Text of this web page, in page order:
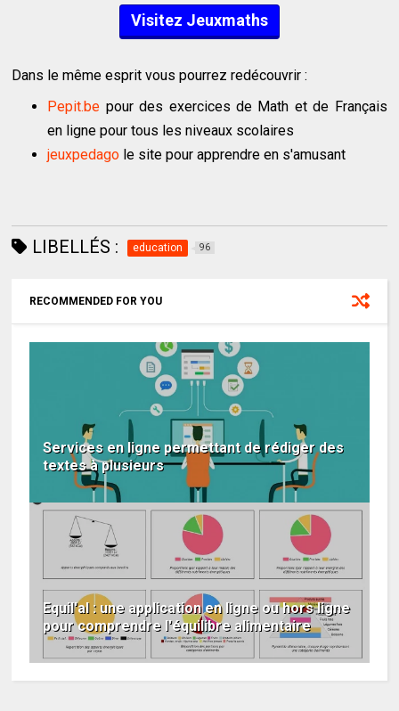
Visitez Jeuxmaths
Dans le même esprit vous pourrez redécouvrir :
Pepit.be pour des exercices de Math et de Français
en ligne pour tous les niveaux scolaires
jeuxpedago le site pour apprendre en s'amusant
LIBELLÉS : education 96
RECOMMENDED FOR YOU
Services en ligne permettant de rédiger des
textes à plusieurs
Equil'al : une application en ligne ou hors ligne
pour comprendre l'équilibre alimentaire